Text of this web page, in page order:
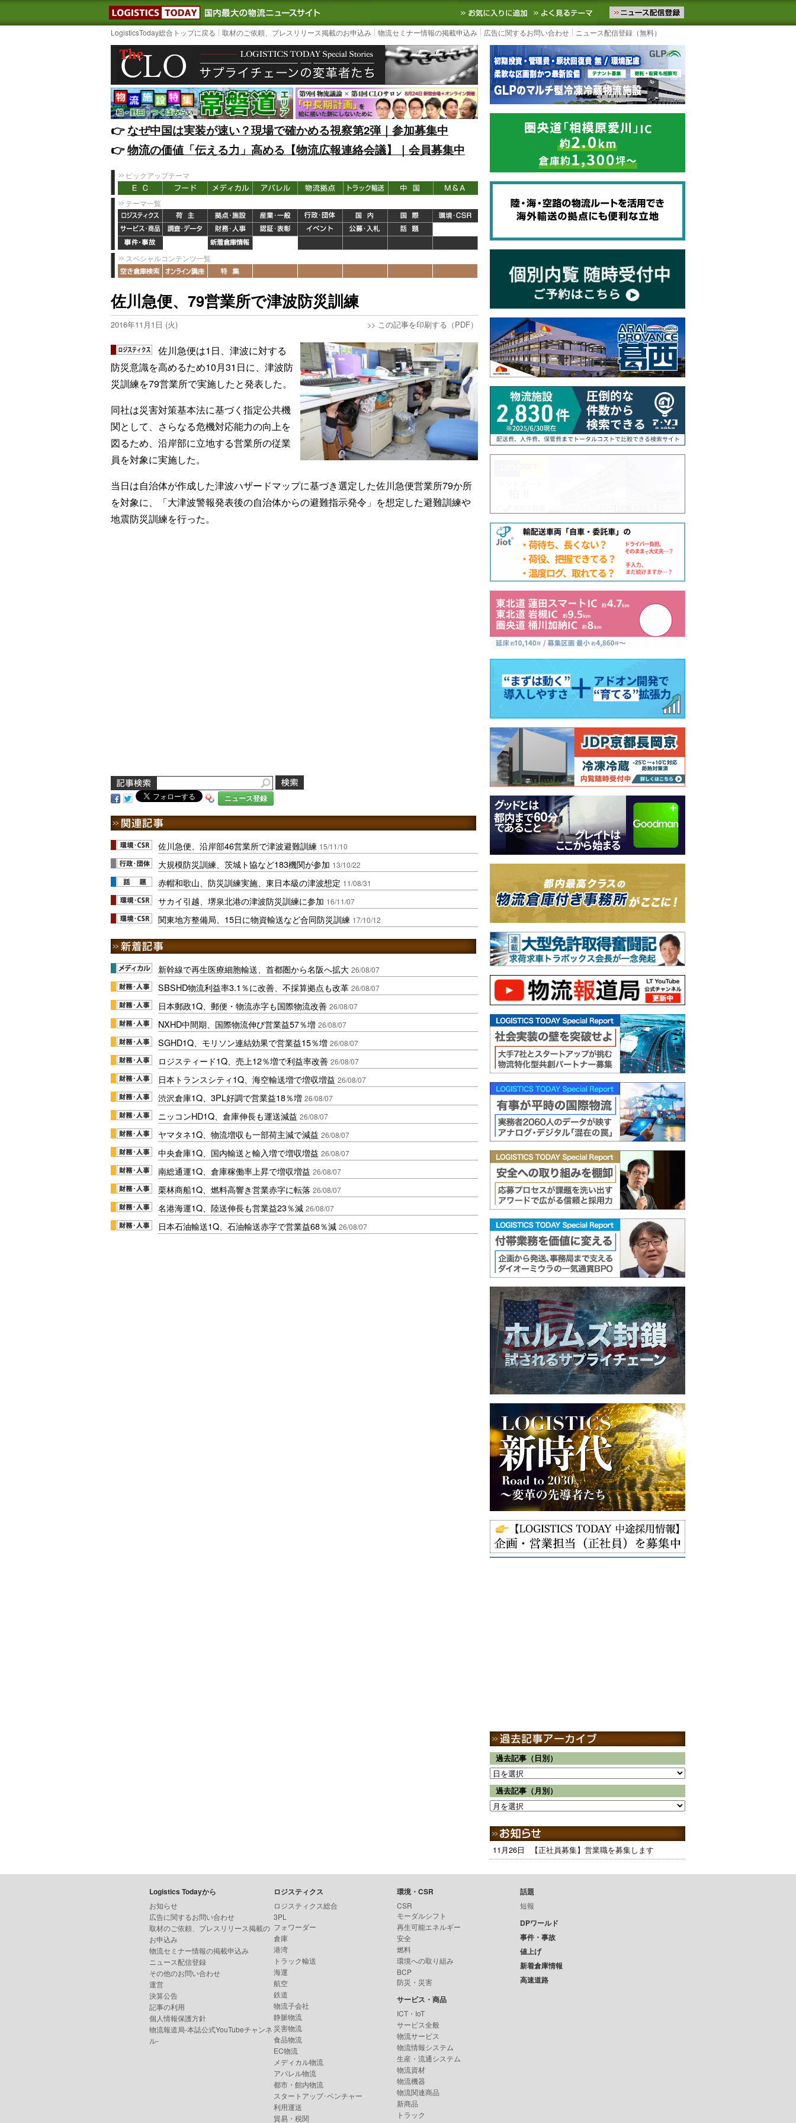
LOGISTICS TODAY｜国内最大の物流ニュースサイト3PL, SCMなど国内外の最新の物流ニュースをお届けします。物流ニュースメール配信を登録す
お気に入りに追加 よく見るテーマ
LogisticsToday総合トップに戻る 取材のご依頼、プレスリリース掲載のお申込み 物流セミナー情報の掲載申込み 広告に関するお問い合わせ ニュース配信登録（無料）
👉️なぜ中国は実装が速い？現場で確かめる視察第2弾｜参加募集中
👉️物流の価値「伝える力」高める【物流広報連絡会議】｜会員募集中
ピックアップテーマ
テーマ一覧
スペシャルコンテンツ一覧
佐川急便、79営業所で津波防災訓練
2016年11月1日 (火) >> この記事を印刷する（PDF）
佐川急便は1日、津波に対する
防災意識を高めるため10月31日に、津波防
災訓練を79営業所で実施したと発表した。
同社は災害対策基本法に基づく指定公共機
関として、さらなる危機対応能力の向上を
図るため、沿岸部に立地する営業所の従業
員を対象に実施した。
当日は自治体が作成した津波ハザードマップに基づき選定した佐川急便営業所79か所
を対象に、「大津波警報発表後の自治体からの避難指示発令」を想定した避難訓練や
地震防災訓練を行った。
ニュース登録
佐川急便、沿岸部46営業所で津波避難訓練 15/11/10
大規模防災訓練、茨城ト協など183機関が参加 13/10/22
赤帽和歌山、防災訓練実施、東日本級の津波想定 11/08/31
サカイ引越、堺泉北港の津波防災訓練に参加 16/11/07
関東地方整備局、15日に物資輸送など合同防災訓練 17/10/12
新幹線で再生医療細胞輸送、首都圏から名阪へ拡大 26/08/07
SBSHD物流利益率3.1％に改善、不採算拠点も改革 26/08/07
日本郵政1Q、郵便・物流赤字も国際物流改善 26/08/07
NXHD中間期、国際物流伸び営業益57％増 26/08/07
SGHD1Q、モリソン連結効果で営業益15％増 26/08/07
ロジスティード1Q、売上12％増で利益率改善 26/08/07
日本トランスシティ1Q、海空輸送増で増収増益 26/08/07
渋沢倉庫1Q、3PL好調で営業益18％増 26/08/07
ニッコンHD1Q、倉庫伸長も運送減益 26/08/07
ヤマタネ1Q、物流増収も一部荷主減で減益 26/08/07
中央倉庫1Q、国内輸送と輸入増で増収増益 26/08/07
南総通運1Q、倉庫稼働率上昇で増収増益 26/08/07
栗林商船1Q、燃料高響き営業赤字に転落 26/08/07
名港海運1Q、陸送伸長も営業益23％減 26/08/07
日本石油輸送1Q、石油輸送赤字で営業益68％減 26/08/07
過去記事（日別）
過去記事（月別）
11月26日 【正社員募集】営業職を募集します
Logistics Todayから
お知らせ
広告に関するお問い合わせ
取材のご依頼、プレスリリース掲載の
お申込み
物流セミナー情報の掲載申込み
ニュース配信登録
その他のお問い合わせ
運営
決算公告
記事の利用
個人情報保護方針
物流報道局-本誌公式YouTubeチャンネ
ル-
ロジスティクス
ロジスティクス総合
3PL
フォワーダー
倉庫
港湾
トラック輸送
海運
航空
鉄道
物流子会社
静脈物流
災害物流
食品物流
EC物流
メディカル物流
アパレル物流
都市・館内物流
スタートアップ･ベンチャー
利用運送
貿易・税関
環境・CSR
CSR
モーダルシフト
再生可能エネルギー
安全
燃料
環境への取り組み
BCP
防災・災害
サービス・商品
ICT・IoT
サービス全般
物流サービス
物流情報システム
生産・流通システム
物流資材
物流機器
物流関連商品
新商品
トラック
話題
短報
DPワールド
事件・事故
値上げ
新着倉庫情報
高速道路